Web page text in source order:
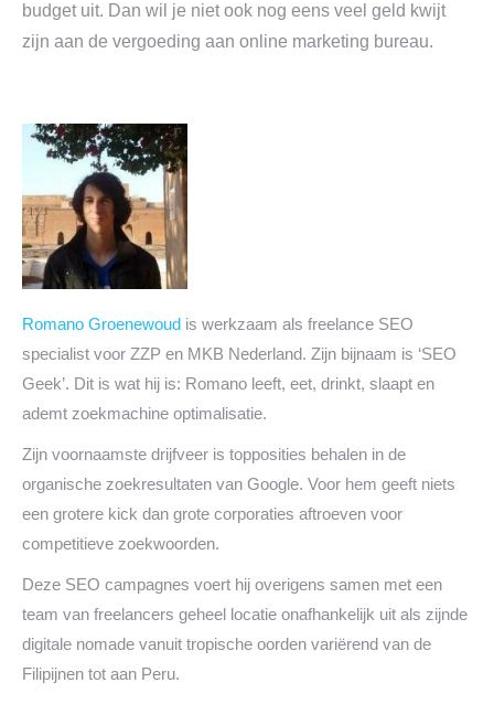
budget uit. Dan wil je niet ook nog eens veel geld kwijt
zijn aan de vergoeding aan online marketing bureau.
Romano Groenewoud is werkzaam als freelance SEO
specialist voor ZZP en MKB Nederland. Zijn bijnaam is ‘SEO
Geek’. Dit is wat hij is: Romano leeft, eet, drinkt, slaapt en
ademt zoekmachine optimalisatie.
Zijn voornaamste drijfveer is topposities behalen in de
organische zoekresultaten van Google. Voor hem geeft niets
een grotere kick dan grote corporaties aftroeven voor
competitieve zoekwoorden.
Deze SEO campagnes voert hij overigens samen met een
team van freelancers geheel locatie onafhankelijk uit als zijnde
digitale nomade vanuit tropische oorden variërend van de
Filipijnen tot aan Peru.